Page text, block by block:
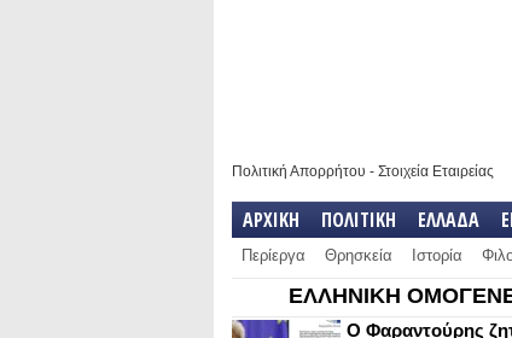
Πολιτική Απορρήτου - Στοιχεία Εταιρείας
ΑΡΧΙΚΗ ΠΟΛΙΤΙΚΗ ΕΛΛΑΔΑ
Περίεργα Θρησκεία Ιστορία
ΕΛΛΗΝΙΚΗ
Ο Φαραντούρης